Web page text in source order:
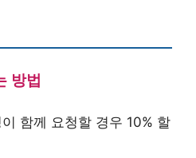
방법
함께 요청할 경우 10% 할